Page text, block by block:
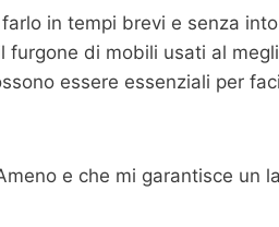
in tempi brevi e senza
furgone di mobili usati al
essere essenziali per
e che mi garantisce un